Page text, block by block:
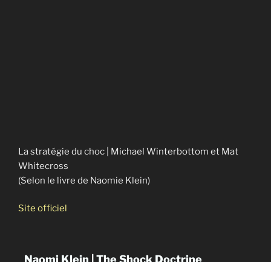
La stratégie du choc | Michael Winterbottom et Mat
Whitecross
(Selon le livre de Naomie Klein)
Site officiel
Naomi Klein | The Shock Doctrine